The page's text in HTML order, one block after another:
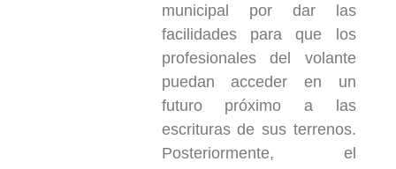
municipal por dar las
facilidades para que los
profesionales del volante
puedan acceder en un
futuro próximo a las
escrituras de sus terrenos.
Posteriormente, el